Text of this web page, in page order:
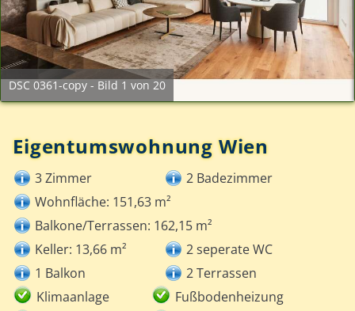
DSC 0361-copy - Bild 1 von 20
Eigentumswohnung Wien
3 Zimmer
2 Badezimmer
Wohnfläche: 151,63 m²
Balkone/Terrassen: 162,15 m²
Keller: 13,66 m²
2 seperate WC
1 Balkon
2 Terrassen
Klimaanlage
Fußbodenheizung